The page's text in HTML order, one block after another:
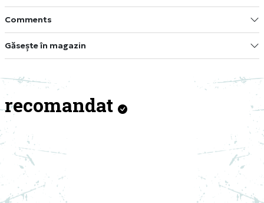
Comments
Găsește în magazin
recomandat